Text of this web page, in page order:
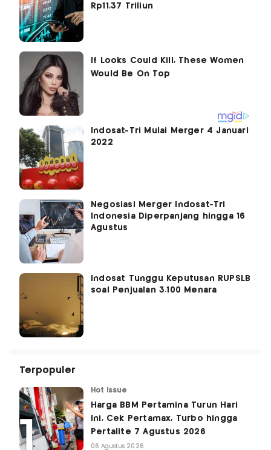
Rp11,37 Triliun
Indosat-Tri Mulai Merger 4 Januari
2022
Negosiasi Merger Indosat-Tri
Indonesia Diperpanjang hingga 16
Agustus
Indosat Tunggu Keputusan RUPSLB
soal Penjualan 3.100 Menara
Terpopuler
Hot Issue
Harga BBM Pertamina Turun Hari
Ini, Cek Pertamax, Turbo hingga
Pertalite 7 Agustus 2026
06 Agustus 2026